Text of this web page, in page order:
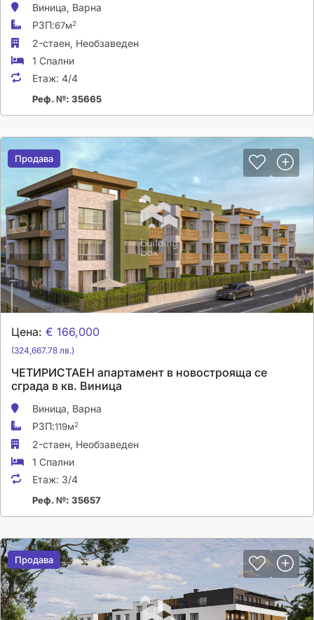
Виница, Варна
РЗП:67м2
2-стаен, Необзаведен
1 Спални
Етаж: 4/4
Реф. №: 35665
Продава
Продава
Цена: € 166,000
(324,667.78 лв.)
ЧЕТИРИСТАЕН апартамент в новострояща се
сграда в кв. Виница
Виница, Варна
РЗП:119м2
2-стаен, Необзаведен
1 Спални
Етаж: 3/4
Реф. №: 35657
Продава
Продава